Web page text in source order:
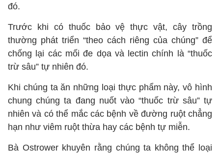
đó.
Trước khi có thuốc bảo vệ thực vật, cây trồng
thường phát triển “theo cách riêng của chúng” để
chống lại các mối đe dọa và lectin chính là “thuốc
trừ sâu” tự nhiên đó.
Khi chúng ta ăn những loại thực phẩm này, vô hình
chung chúng ta đang nuốt vào “thuốc trừ sâu” tự
nhiên và có thể mắc các bệnh về đường ruột chẳng
hạn như viêm ruột thừa hay các bệnh tự miễn.
Bà Ostrower khuyên rằng chúng ta không thể loại